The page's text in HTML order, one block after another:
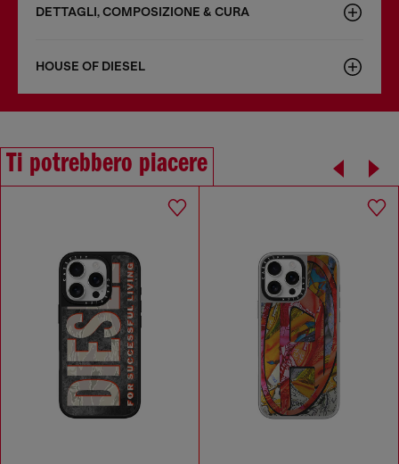
DETTAGLI, COMPOSIZIONE & CURA
HOUSE OF DIESEL
Ti potrebbero piacere